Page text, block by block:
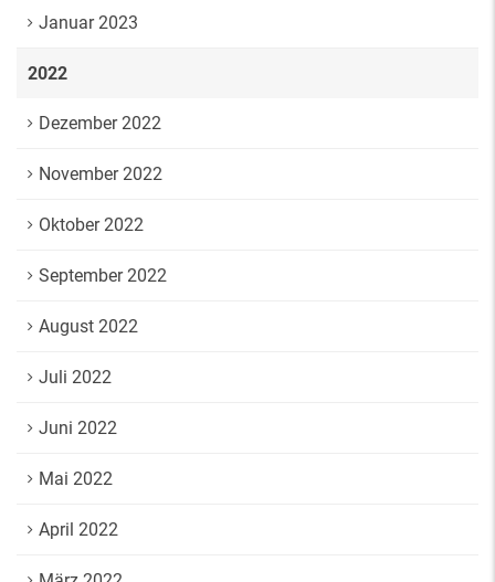
Januar 2023
2022
Dezember 2022
November 2022
Oktober 2022
September 2022
August 2022
Juli 2022
Juni 2022
Mai 2022
April 2022